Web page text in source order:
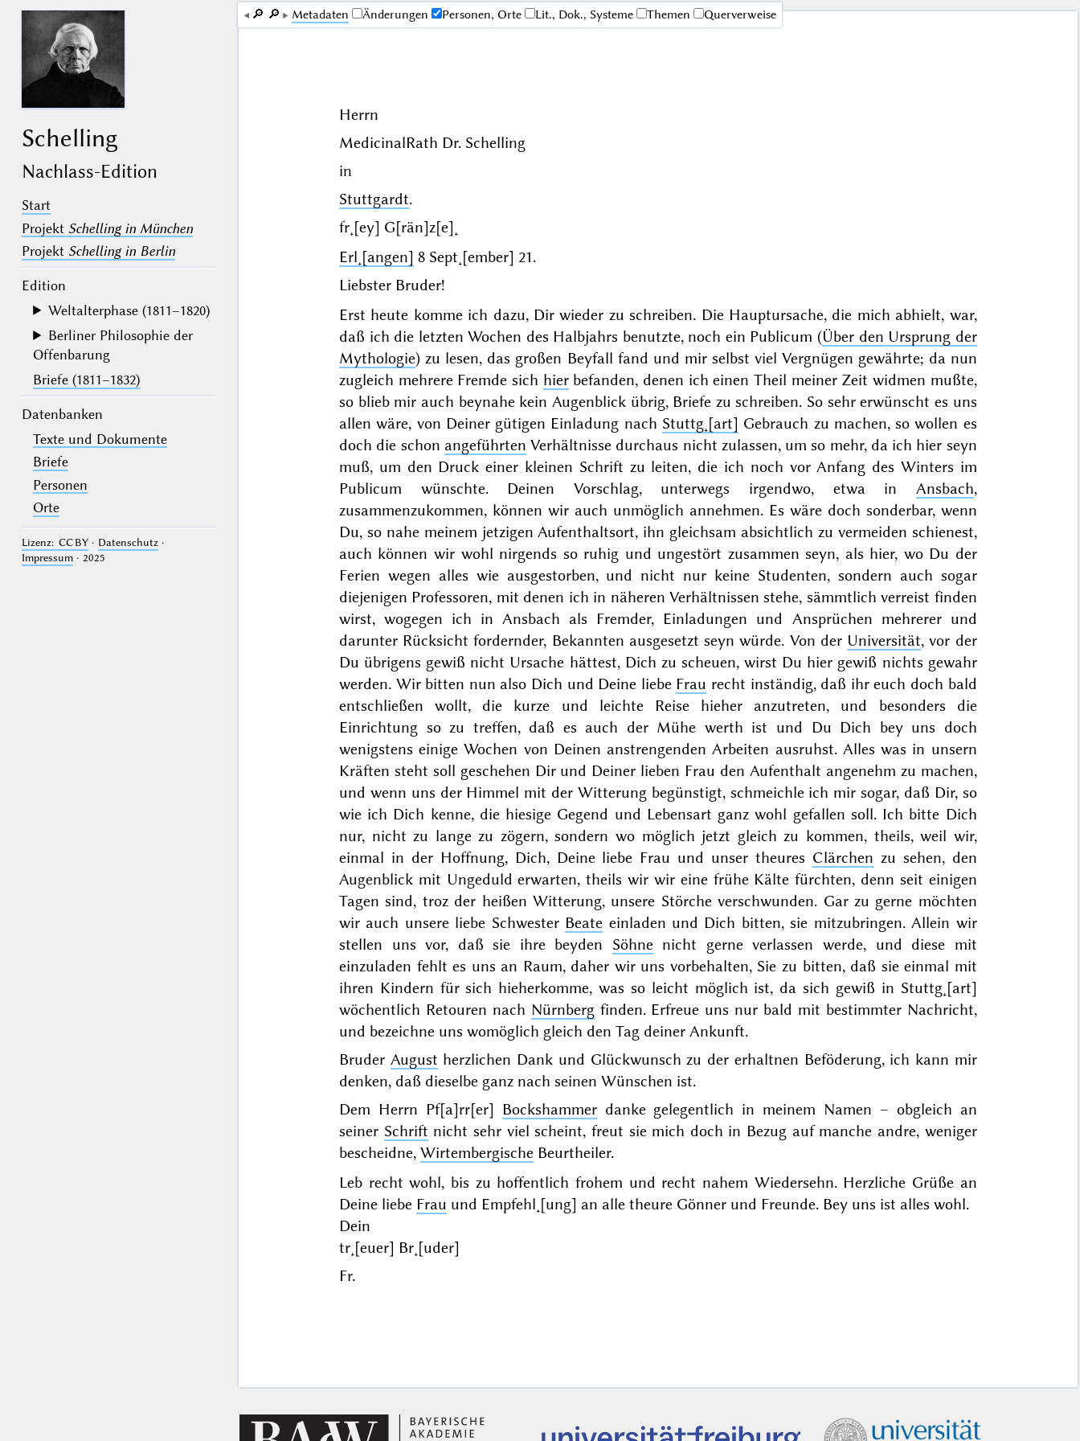
Schelling
Nachlass-Edition
Start
Projekt Schelling in München
Projekt Schelling in Berlin
Edition
Weltalterphase (1811–1820)
Berliner Philosophie der
Offenbarung
Briefe (1811–1832)
Datenbanken
Texte und Dokumente
Briefe
Personen
Orte
Lizenz: CC BY· Datenschutz·
Impressum· 2025
🔎︎ 🔎︎ Me­ta­da­ten Änderungen Personen, Orte Lit., Dok., Systeme Themen Querverweise
Herrn
MedicinalRath Dr. Schelling
in
Stuttgardt.
fr˖[ey] G[rän]z[e]˖
Erl˖[angen] 8 Sept˖[ember] 21.
Liebster Bruder!
Erst heute komme ich dazu, Dir wieder zu schreiben. Die Hauptursache, die mich abhielt, war,
daß ich die letzten Wochen des Halbjahrs benutzte, noch ein Publicum (Über den Ursprung der
Mythologie) zu lesen, das großen Beyfall fand und mir selbst viel Vergnügen gewährte; da nun
zugleich mehrere Fremde sich hierbefanden, denen ich einen Theil meiner Zeit widmen mußte,
so blieb mir auch beynahe kein Augenblick übrig, Briefe zu schreiben. So sehr erwünscht es uns
allen wäre, von Deiner gütigen Einladung nach Stuttg˖[art] Gebrauch zu machen, so wollen es
doch die schon angeführten Verhältnisse durchaus nicht zulassen, um so mehr, da ich hier seyn
muß, um den Druck einer kleinen Schrift zu leiten, die ich noch vorAnfang des Winters im
Publicum wünschte. Deinen Vorschlag, unterwegs irgendwo, etwa in Ansbach,
zusammenzukommen, können wir auch unmöglich annehmen. Es wäre doch sonderbar, wenn
Du, so nahe meinem jetzigen Aufenthaltsort, ihn gleichsam absichtlich zu vermeiden schienest,
auch können wir wohl nirgends so ruhig und ungestört zusammen seyn, als hier, wo Du der
Ferien wegen alles wie ausgestorben, und nicht nur keine Studenten, sondern auch sogar
diejenigen Professoren, mit denen ich in näheren Verhältnissen stehe, sämmtlich verreist finden
wirst, wogegen ich in Ansbach als Fremder, Einladungen und Ansprüchen mehrerer und
darunter Rücksicht fordernder, Bekannten ausgesetzt seyn würde. Von der Universität, vor der
Du übrigens gewiß nicht Ursache hättest, Dich zu scheuen, wirst Du hier gewiß nichts gewahr
werden. Wir bitten nun also Dich und Deine liebe Frau recht inständig, daß ihr euch doch bald
entschließen wollt, die kurze und leichte Reise hieher anzutreten, und besonders die
Einrichtung so zu treffen, daß es auch der Mühe werth ist und Du Dich bey uns doch
wenigstens einige Wochen von Deinen anstrengenden Arbeiten ausruhst. Alles was in unsern
Kräften steht soll geschehen Dir und Deiner lieben Frau den Aufenthalt angenehm zu machen,
und wenn uns der Himmel mit der Witterung begünstigt, schmeichle ich mir sogar, daß Dir, so
wie ich Dich kenne, die hiesige Gegend und Lebensart ganz wohl gefallen soll. Ich bitte Dich
nur, nicht zu lange zu zögern, sondern wo möglich jetzt gleich zu kommen, theils, weil wir,
einmal in der Hoffnung, Dich, Deine liebe Frau und unser theures Clärchen zu sehen, den
Augenblick mit Ungeduld erwarten, theils wir wir eine frühe Kälte fürchten, denn seit einigen
Tagen sind, troz der heißen Witterung, unsere Störche verschwunden. Gar zu gerne möchten
wir auch unsere liebe Schwester Beate einladen und Dich bitten, sie mitzubringen. Allein wir
stellen uns vor, daß sie ihre beyden Söhnenicht gerne verlassen werde, und diese mit
einzuladen fehlt es uns an Raum, daher wir uns vorbehalten, Sie zu bitten, daß sie einmal mit
ihren Kindern für sich hieherkomme, was so leicht möglich ist, da sich gewiß in Stuttg˖[art]
wöchentlich Retouren nach Nürnberg finden. Erfreue uns nur bald mit bestimmter Nachricht,
und bezeichne uns womöglich gleich den Tag deiner Ankunft.
Bruder August herzlichen Dank und Glückwunsch zu der erhaltnen Beföderung, ich kann mir
denken, daß dieselbe ganz nach seinen Wünschen ist.
Dem Herrn Pf[a]rr[er]
Bockshammerdanke gelegentlich in meinem Namen – obgleich an
seiner Schrift nicht sehr viel scheint, freut sie mich doch in Bezug auf manche andre, weniger
bescheidne, WirtembergischeBeurtheiler.
Leb recht wohl, bis zu hoffentlich frohem und recht nahem Wiedersehn. Herzliche Grüße an
Deine liebe Frau und Empfehl˖[ung] an alle theure Gönner und Freunde. Bey uns ist alles wohl.
Dein
tr˖[euer] Br˖[uder]
Fr.